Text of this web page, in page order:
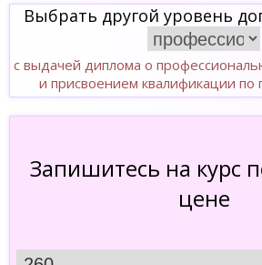
Выбрать другой уровень
с выдачей диплома о
и присвоением квалификации по
Запишитесь на курс
цене